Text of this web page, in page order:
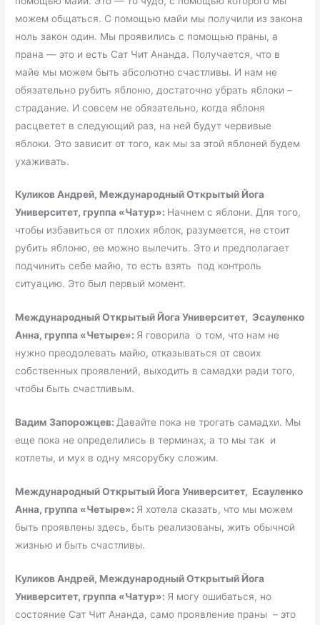
можем общаться. С помощью майи мы получили из закона
ноль закон один. Мы проявились с помощью праны, а
прана — это и есть Сат Чит Ананда. Получается, что в
майе мы можем быть абсолютно счастливы. И нам не
обязательно рубить яблоню, достаточно убрать яблоки –
страдание. И совсем не обязательно, когда яблоня
расцветет в следующий раз, на ней будут червивые
яблоки. Это зависит от того, как мы за этой яблоней будем
ухаживать.
Куликов Андрей, Международный Открытый Йога
Университет, группа «Чатур»: Начнем с яблони. Для того,
чтобы избавиться от плохих яблок, разумеется, не стоит
рубить яблоню, ее можно вылечить. Это и предполагает
подчинить себе майю, то есть взять под контроль
ситуацию. Это был первый момент.
Международный Открытый Йога Университет, Эсауленко
Анна, группа «Четыре»: Я говорила о том, что нам не
нужно преодолевать майю, отказываться от своих
собственных проявлений, выходить в самадхи ради того,
чтобы быть счастливым.
Вадим Запорожцев: Давайте пока не трогать самадхи. Мы
еще пока не определились в терминах, а то мы так и
котлеты, и мух в одну мясорубку сложим.
Международный Открытый Йога Университет, Есауленко
Анна, группа «Четыре»: Я хотела сказать, что мы можем
быть проявлены здесь, быть реализованы, жить обычной
жизнью и быть счастливы.
Куликов Андрей, Международный Открытый Йога
Университет, группа «Чатур»: Я могу ошибаться, но
состояние Сат Чит Ананда, само проявление праны – это